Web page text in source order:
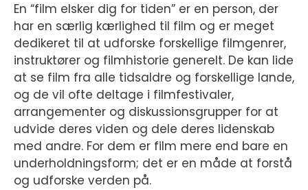
En “film elsker dig for tiden” er en person, der
har en særlig kærlighed til film og er meget
dedikeret til at udforske forskellige filmgenrer,
instruktører og filmhistorie generelt. De kan lide
at se film fra alle tidsaldre og forskellige lande,
og de vil ofte deltage i filmfestivaler,
arrangementer og diskussionsgrupper for at
udvide deres viden og dele deres lidenskab
med andre. For dem er film mere end bare en
underholdningsform; det er en måde at forstå
og udforske verden på.